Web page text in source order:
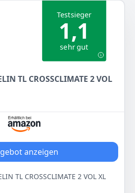
Testsieger
1,1
sehr gut
TL CROSSCLIMATE 2 VOL
anzeigen
TL CROSSCLIMATE 2 VOL XL